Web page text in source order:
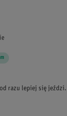
razu lepiej się